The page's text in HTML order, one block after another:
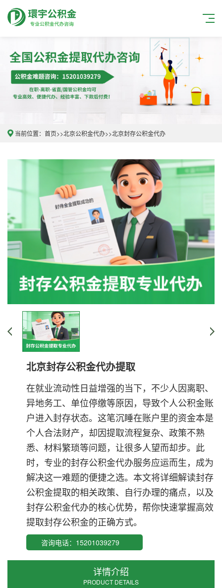
当前位置： 首页>>北京公积金代办>>北京封存公积金代办
北京封存公积金代办提取
在就业流动性日益增强的当下，不少人因离职、
异地务工、单位停缴等原因，导致个人公积金账
户进入封存状态。这笔沉睡在账户里的资金本是
个人合法财产，却因提取流程复杂、政策不熟
悉、材料繁琐等问题，让很多人望而却步。此
时，专业的封存公积金代办服务应运而生，成为
解决这一难题的便捷之选。本文将详细解读封存
公积金提取的相关政策、自行办理的痛点，以及
封存公积金代办的核心优势，帮你快速掌握高效
提取封存公积金的正确方式。
咨询电话：15201039279
详情介绍
PRODUCT DETAILS